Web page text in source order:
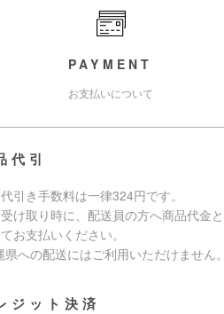
PAYMENT
お支払いについて
代引
引き手数料は一律324円です。
け取り時に、配送員の方へ商品代金
お支払いください。
県への配送にはご利用いただけません。
ジット決済